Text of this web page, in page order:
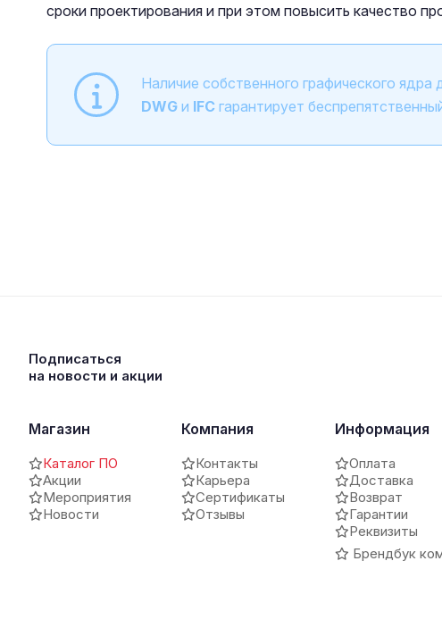
сроки проектирования и при этом повысить качество
Наличие собственного графического
DWG и IFC гарантирует
Подписаться
на новости и акции
Магазин
Каталог ПО
Акции
Мероприятия
Новости
Компания
Контакты
Карьера
Сертификаты
Отзывы
Информация
Оплата
Доставка
Возврат
Гарантии
Реквизиты
Брендбук